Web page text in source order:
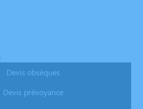
Devis obsèques
Devis prévoyance